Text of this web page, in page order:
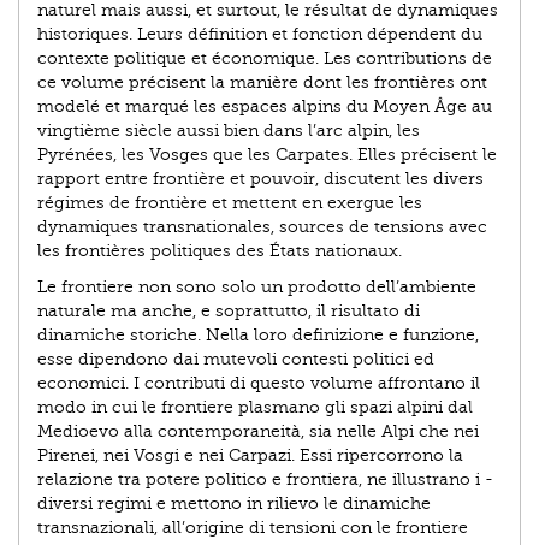
naturel mais aussi, et surtout, le résultat de dynamiques
historiques. Leurs définition et fonction dépendent du
contexte politique et économique. Les contributions de
ce volume précisent la manière dont les frontières ont
modelé et marqué les espaces alpins du Moyen Âge au
vingtième siècle aussi bien dans l’arc alpin, les
Pyrénées, les Vosges que les Carpates. Elles précisent le
rapport entre frontière et pouvoir, discutent les divers
régimes de frontière et mettent en exergue les
dynamiques transnationales, sources de tensions avec
les frontières politiques des États nationaux.
Le frontiere non sono solo un prodotto dell’ambiente
naturale ma anche, e soprattutto, il risultato di
dinamiche storiche. Nella loro definizione e funzione,
esse dipendono dai mutevoli contesti politici ed
economici. I contributi di questo volume affrontano il
modo in cui le frontiere plasmano gli spazi alpini dal
Medioevo alla contemporaneità, sia nelle Alpi che nei
Pirenei, nei Vosgi e nei Carpazi. Essi ripercorrono la
relazione tra potere politico e frontiera, ne illustrano i -
diversi regimi e mettono in rilievo le dinamiche
transnazionali, all’origine di tensioni con le frontiere